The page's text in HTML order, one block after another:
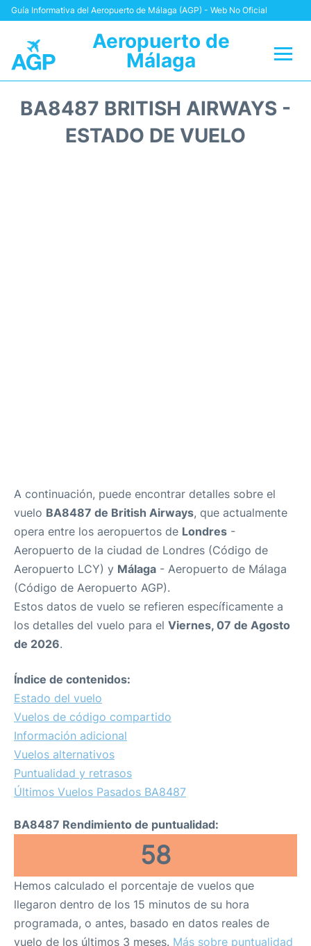
Guía Informativa del Aeropuerto de Málaga (AGP) - Web No Oficial
Aeropuerto de
Málaga
BA8487 BRITISH AIRWAYS -
ESTADO DE VUELO
A continuación, puede encontrar detalles sobre el
vuelo BA8487 de British Airways, que actualmente
opera entre los aeropuertos de Londres -
Aeropuerto de la ciudad de Londres (Código de
Aeropuerto LCY) y Málaga - Aeropuerto de Málaga
(Código de Aeropuerto AGP).
Estos datos de vuelo se refieren específicamente a
los detalles del vuelo para el Viernes, 07 de Agosto
de 2026.
Índice de contenidos:
Estado del vuelo
Vuelos de código compartido
Información adicional
Vuelos alternativos
Puntualidad y retrasos
Últimos Vuelos Pasados BA8487
BA8487 Rendimiento de puntualidad:
58
Hemos calculado el porcentaje de vuelos que
llegaron dentro de los 15 minutos de su hora
programada, o antes, basado en datos reales de
vuelo de los últimos 3 meses. Más sobre puntualidad